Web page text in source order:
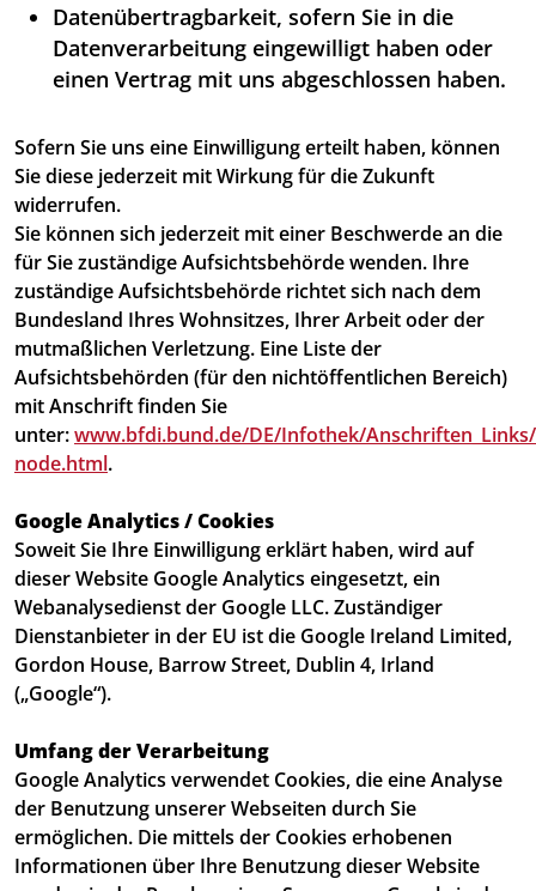
Datenübertragbarkeit, sofern Sie in die
Datenverarbeitung eingewilligt haben oder
einen Vertrag mit uns abgeschlossen haben.
Sofern Sie uns eine Einwilligung erteilt haben, können
Sie diese jederzeit mit Wirkung für die Zukunft
widerrufen.
Sie können sich jederzeit mit einer Beschwerde an die
für Sie zuständige Aufsichtsbehörde wenden. Ihre
zuständige Aufsichtsbehörde richtet sich nach dem
Bundesland Ihres Wohnsitzes, Ihrer Arbeit oder der
mutmaßlichen Verletzung. Eine Liste der
Aufsichtsbehörden (für den nichtöffentlichen Bereich)
mit Anschrift finden Sie
unter:www.bfdi.bund.de/DE/Infothek/
node.html.
Google Analytics / Cookies
Soweit Sie Ihre Einwilligung erklärt haben, wird auf
dieser Website Google Analytics eingesetzt, ein
Webanalysedienst der Google LLC. Zuständiger
Dienstanbieter in der EU ist die Google Ireland Limited,
Gordon House, Barrow Street, Dublin 4, Irland
(„Google“).
Umfang der Verarbeitung
Google Analytics verwendet Cookies, die eine Analyse
der Benutzung unserer Webseiten durch Sie
ermöglichen. Die mittels der Cookies erhobenen
Informationen über Ihre Benutzung dieser Website